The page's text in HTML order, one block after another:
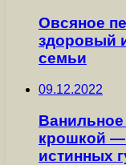
Овсяное
здоровый
семьи
09.12.2022
крошкой —
истинных